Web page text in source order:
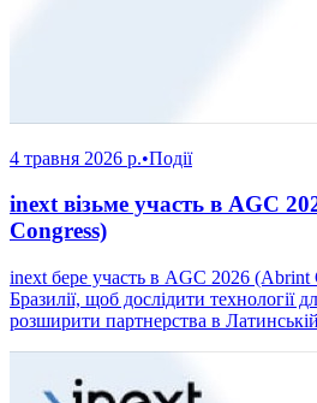
4 травня 2026 р.•Події
inext візьме участь в AGC
Congress)
inext бере участь в AGC 2026 (Abrint
Бразилії, щоб дослідити технології
розширити партнерства в